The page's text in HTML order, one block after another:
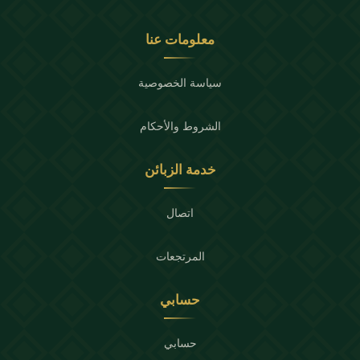
معلومات عنا
سياسة الخصوصية
الشروط والأحكام
خدمة الزبائن
اتصال
المرتجعات
حسابي
حسابي